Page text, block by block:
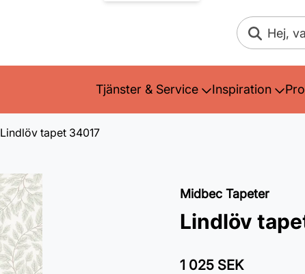
Sök
Tjänster & Service Inspiration
Lindlöv tapet 34017
Midbec Tapeter
Lindlöv
1 025 SEK